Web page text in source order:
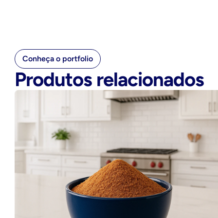
Conheça o portfolio
Produtos relacionados